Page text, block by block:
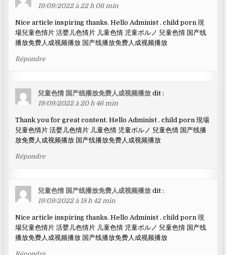
19/09/2022 à 22 h 06 min
Nice article inspiring thanks. Hello Administ . child porn 現
場兒童色情片 活婴儿色情片 儿童色情 児童ポルノ 兒童色情 国产线
播放免费人成视频播放 国产线播放免费人成视频播放
Répondre
兒童色情 国产线播放免费人成视频播放 dit :
19/09/2022 à 20 h 46 min
Thank you for great content. Hello Administ . child porn 現場
兒童色情片 活婴儿色情片 儿童色情 児童ポルノ 兒童色情 国产线播
放免费人成视频播放 国产线播放免费人成视频播放
Répondre
兒童色情 国产线播放免费人成视频播放 dit :
19/09/2022 à 18 h 42 min
Nice article inspiring thanks. Hello Administ . child porn 現
場兒童色情片 活婴儿色情片 儿童色情 児童ポルノ 兒童色情 国产线
播放免费人成视频播放 国产线播放免费人成视频播放